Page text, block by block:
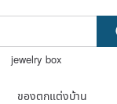
jewelry box
ของตกแต่งบ้าน